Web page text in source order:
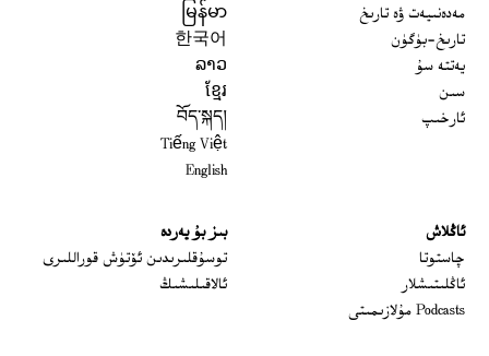
مەدەنىيەت ۋە تارىخ
تارىخ-بۈگۈن
يەتتە سۇ
سىن
ئارخىپ
မြန်မာ
한국어
ລາວ
ខ្មែរ
བོད་སྐད།
Tiếng Việt
English
ئاڭلاش
چاستوتا
ئاڭلىتىشلار
Podcasts مۇلازىمىتى
بىز بۇ يەردە
توسۇقلىرىدىن ئۆتۈش قوراللىرى
ئالاقىلىشىڭ